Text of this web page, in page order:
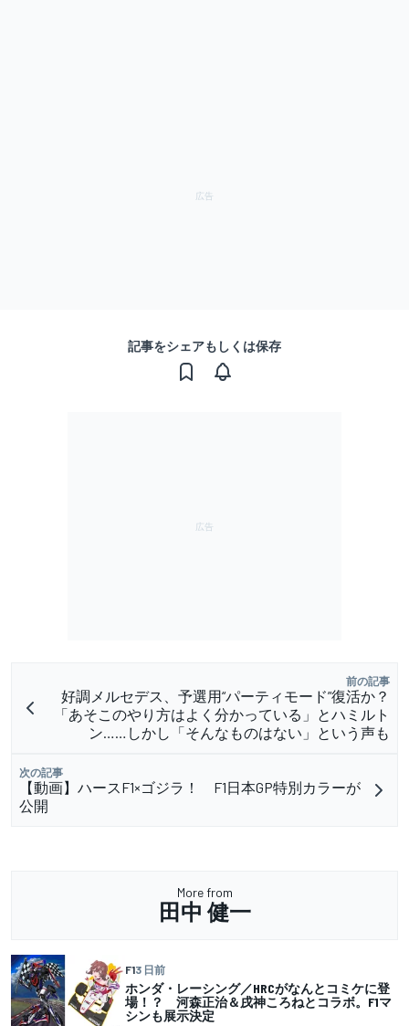
記事をシェアもしくは保存
前の記事
好調メルセデス、予選用“パーティモード”復活か？
「あそこのやり方はよく分かっている」とハミルト
ン……しかし「そんなものはない」という声も
次の記事
【動画】ハースF1×ゴジラ！ F1日本GP特別カラーが
公開
More from
田中 健一
F13 日前
ホンダ・レーシング／HRCがなんとコミケに登
場！？ 河森正治＆戌神ころねとコラボ。F1マ
シンも展示決定